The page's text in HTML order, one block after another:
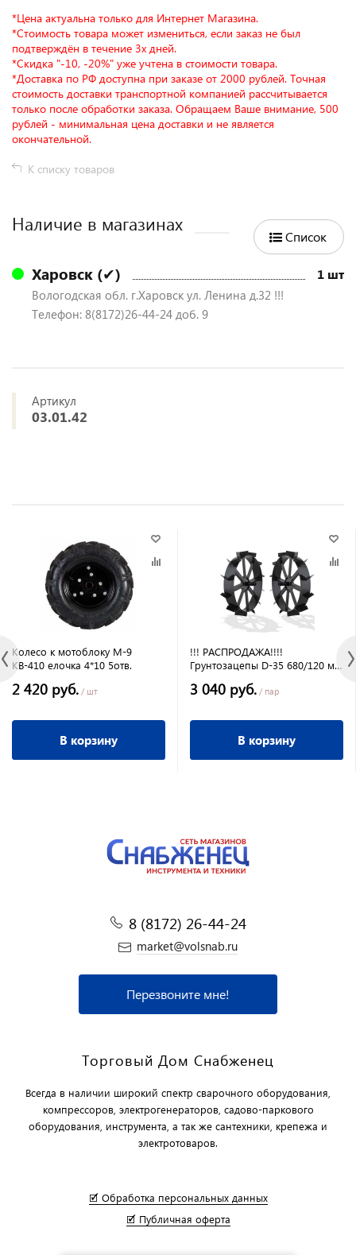
*Цена актуальна только для Интернет Магазина.
*Стоимость товара может измениться, если заказ не был
подтверждён в течение 3х дней.
*Скидка "-10, -20%" уже учтена в стоимости товара.
*Доставка по РФ доступна при заказе от 2000 рублей. Точная
стоимость доставки транспортной компанией рассчитывается
только после обработки заказа. Обращаем Ваше внимание, 500
рублей - минимальная цена доставки и не является
окончательной.
К списку товаров
Наличие в магазинах
Список
Харовск (✔) 1 шт
Вологодская обл. г.Харовск ул. Ленина д.32 !!!
Телефон: 8(8172)26-44-24 доб. 9
Артикул
03.01.42
Колесо к мотоблоку М-9
КВ-410 елочка 4*10 5отв.
2 420 руб. / шт
В корзину
!!! РАСПРОДАЖА!!!!
Грунтозацепы D-35 680/120 мм
3 040 руб. / пар
В корзину
8 (8172) 26-44-24
market@volsnab.ru
Перезвоните мне!
Торговый Дом Снабженец
Всегда в наличии широкий спектр сварочного оборудования,
компрессоров, электрогенераторов, садово-паркового
оборудования, инструмента, а так же сантехники, крепежа и
электротоваров.
🗹 Обработка персональных данных
🗹 Публичная оферта